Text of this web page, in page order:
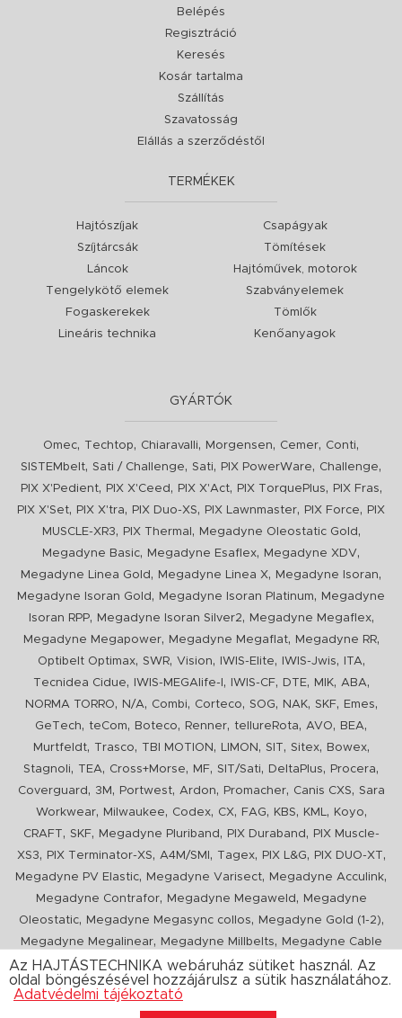
Belépés
Regisztráció
Keresés
Kosár tartalma
Szállítás
Szavatosság
Elállás a szerződéstől
TERMÉKEK
Hajtószíjak
Szíjtárcsák
Láncok
Tengelykötő elemek
Fogaskerekek
Lineáris technika
Csapágyak
Tömítések
Hajtóművek, motorok
Szabványelemek
Tömlők
Kenőanyagok
GYÁRTÓK
Omec, Techtop, Chiaravalli, Morgensen, Cemer, Conti,
SISTEMbelt, Sati / Challenge, Sati, PIX PowerWare, Challenge,
PIX X'Pedient, PIX X'Ceed , PIX X'Act, PIX TorquePlus, PIX Fras,
PIX X'Set, PIX X'tra, PIX Duo-XS, PIX Lawnmaster, PIX Force,
PIX
MUSCLE-XR3, PIX Thermal , Megadyne Oleostatic Gold ,
Megadyne Basic, Megadyne Esaflex, Megadyne XDV,
Megadyne Linea Gold , Megadyne Linea X, Megadyne Isoran,
Megadyne Isoran Gold , Megadyne Isoran Platinum,
Megadyne
Isoran RPP, Megadyne Isoran Silver2, Megadyne Megaflex,
Megadyne Megapower, Megadyne Megaflat, Megadyne RR,
Optibelt Optimax, SWR, Vision, IWIS-Elite, IWIS-Jwis, ITA,
Tecnidea Cidue, IWIS-MEGAlife-I , IWIS-CF, DTE, MIK, ABA,
NORMA TORRO, N/A, Combi, Corteco, SOG, NAK, SKF, Emes,
GeTech, teCom, Boteco, Renner, tellureRota, AVO, BEA,
Murtfeldt, Trasco, TBI MOTION , LIMON , SIT, Sitex, Bowex,
Stagnoli, TEA, Cross+Morse, MF, SIT/Sati, DeltaPlus, Procera,
Coverguard , 3M , Portwest, Ardon, Promacher, Canis CXS, Sara
Workwear, Milwaukee, Codex, CX, FAG, KBS, KML, Koyo,
CRAFT, SKF, Megadyne Pluriband , PIX Duraband ,
PIX Muscle-
XS3, PIX Terminator-XS, A4M/SMI , Tagex, PIX L&G, PIX DUO-XT,
Megadyne PV Elastic, Megadyne Varisect, Megadyne Acculink,
Megadyne Contrafor, Megadyne Megaweld ,
Megadyne
Oleostatic, Megadyne Megasync collos, Megadyne Gold (1-2),
Megadyne Megalinear, Megadyne Millbelts,
Megadyne Cable
Pull, PIX X'Ceed,Megadyne Pull Down, Optibelt VB,Mitsuboshi
ConCar,Megadyne Megarib ,PIX HARVESTER,Urgent
Az HAJTÁSTECHNIKA webáruház sütiket használ. Az
oldal böngészésével hozzájárulsz a sütik használatához.
Adatvédelmi tájékoztató